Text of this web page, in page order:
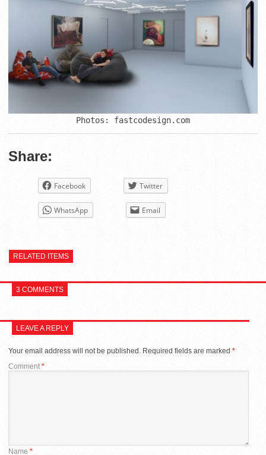
Photos: fastcodesign.com
Share:
Facebook Twitter
WhatsApp Email
RELATED ITEMS
3 COMMENTS
LEAVE A REPLY
Your email address will not be published. Required fields are marked *
Comment*
Name *